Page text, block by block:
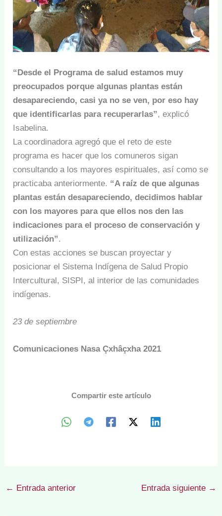
“Desde el Programa de salud estamos muy
preocupados porque algunas plantas están
desapareciendo, casi ya no se ven, por eso hay
que identificarlas para recuperarlas”, explicó
Isabelina.
La coordinadora agregó que el reto de este
programa es hacer que los comuneros sigan
consultando a los mayores espirituales, así como se
practicaba anteriormente. “A raíz de que algunas
plantas están desapareciendo, decidimos hablar
con los mayores para que ellos nos den las
indicaciones para el proceso de conservación y
utilización”.
Con estas acciones se buscan proyectar y
posicionar el Sistema Indígena de Salud Propio
Intercultural, SISPI, al interior de las comunidades
indígenas.
23 de septiembre
Comunicaciones Nasa Çxhâçxha 2021
Compartir este artículo
← Entrada anterior Entrada siguiente →